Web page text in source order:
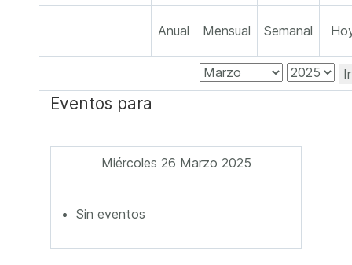
Anual Mensual Semanal
Eventos para
Miércoles 26 Marzo 2025
Sin eventos